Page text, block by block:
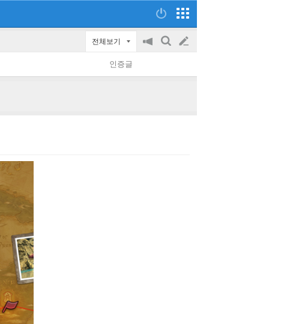
전체보기
공
on/off
검
글
쓰
인증글